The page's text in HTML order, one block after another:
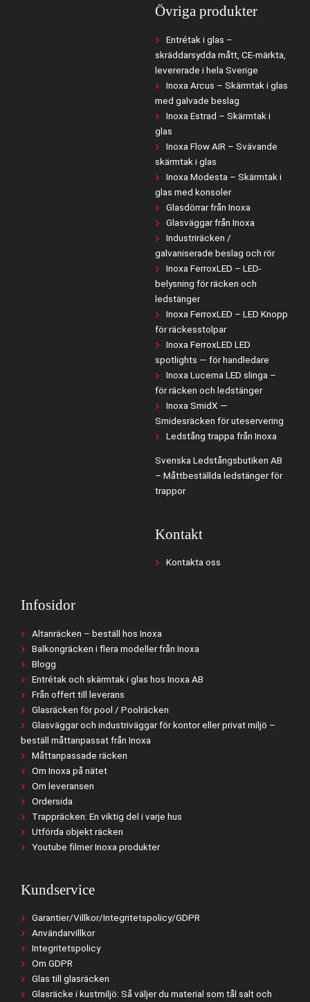
Övriga produkter
Entrétak i glas –
skräddarsydda mått, CE-märkta,
levererade i hela Sverige
Inoxa Arcus – Skärmtak i glas
med galvade beslag
Inoxa Estrad – Skärmtak i
glas
Inoxa Flow AIR – Svävande
skärmtak i glas
Inoxa Modesta – Skärmtak i
glas med konsoler
Glasdörrar från Inoxa
Glasväggar från Inoxa
Industriräcken /
galvaniserade beslag och rör
Inoxa FerroxLED – LED-
belysning för räcken och
ledstänger
Inoxa FerroxLED – LED Knopp
för räckesstolpar
Inoxa FerroxLED LED
spotlights — för handledare
Inoxa Lucerna LED slinga –
för räcken och ledstänger
Inoxa SmidX —
Smidesräcken för uteservering
Ledstång trappa från Inoxa
Svenska Ledstångsbutiken AB
– Måttbeställda ledstänger för
trappor
Kontakt
Kontakta oss
Infosidor
Altanräcken – beställ hos Inoxa
Balkongräcken i flera modeller från Inoxa
Blogg
Entrétak och skärmtak i glas hos Inoxa AB
Från offert till leverans
Glasräcken för pool / Poolräcken
Glasväggar och industriväggar för kontor eller privat miljö –
beställ måttanpassat från Inoxa
Måttanpassade räcken
Om Inoxa på nätet
Om leveransen
Ordersida
Trappräcken: En viktig del i varje hus
Utförda objekt räcken
Youtube filmer Inoxa produkter
Kundservice
Garantier/Villkor/Integritetspolicy/GDPR
Användarvillkor
Integritetspolicy
Om GDPR
Glas till glasräcken
Glasräcke i kustmiljö: Så väljer du material som tål salt och